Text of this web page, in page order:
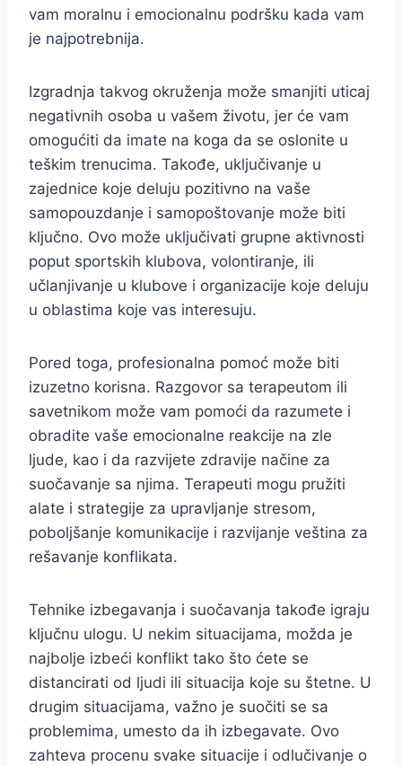
vam moralnu i emocionalnu podršku kada vam
je najpotrebnija.
Izgradnja takvog okruženja može smanjiti uticaj
negativnih osoba u vašem životu, jer će vam
omogućiti da imate na koga da se oslonite u
teškim trenucima. Takođe, uključivanje u
zajednice koje deluju pozitivno na vaše
samopouzdanje i samopoštovanje može biti
ključno. Ovo može uključivati grupne aktivnosti
poput sportskih klubova, volontiranje, ili
učlanjivanje u klubove i organizacije koje deluju
u oblastima koje vas interesuju.
Pored toga, profesionalna pomoć može biti
izuzetno korisna. Razgovor sa terapeutom ili
savetnikom može vam pomoći da razumete i
obradite vaše emocionalne reakcije na zle
ljude, kao i da razvijete zdravije načine za
suočavanje sa njima. Terapeuti mogu pružiti
alate i strategije za upravljanje stresom,
poboljšanje komunikacije i razvijanje veština za
rešavanje konflikata.
Tehnike izbegavanja i suočavanja takođe igraju
ključnu ulogu. U nekim situacijama, možda je
najbolje izbeći konflikt tako što ćete se
distancirati od ljudi ili situacija koje su štetne. U
drugim situacijama, važno je suočiti se sa
problemima, umesto da ih izbegavate. Ovo
zahteva procenu svake situacije i odlučivanje o